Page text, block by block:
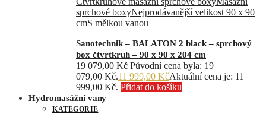
sprchové boxyNejprodávanější velikost 90 x 90
cmS mělkou vanou
Sanotechnik – BALATON 2 black – sprchový
box čtvrtkruh – 90 x 90 x 204 cm
19 079,00Kč Původní cena byla: 19
079,00 Kč.11 999,00 KčAktuální cena je: 11
999,00 Kč. Přidat do košíku
Hydromasážní vany
KATEGORIE